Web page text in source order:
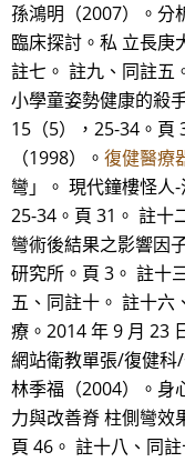
孫鴻明（2007）。分
臨床探討。私 立長庚
註七。 註九、同註五
小學童姿勢健康的殺
15（5），25-34。頁
（1998）。 復健醫療
彎」。 現代鐘樓怪人
25-34。頁 31。 註十
彎術後結果之影響因
研究所。頁 3。 註十
五、同註十。 註十六
療。2014 年 9 月
網站衛教單張/復健科
林季福（2004）。身
力與改善脊 柱側彎效
頁 46。 註十八、同